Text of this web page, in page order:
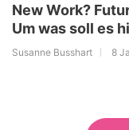
New Work?
Um was soll es
Susanne Busshart 8